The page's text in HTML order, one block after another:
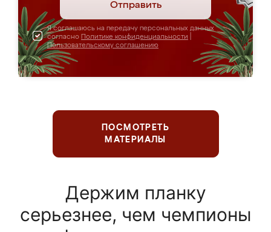
Отправить
Я соглашаюсь на передачу персональных данных
согласно Политике конфиденциальности
Пользовательскому соглашению
ПОСМОТРЕТЬ
МАТЕРИАЛЫ
Держим планку
серьезнее, чем чемпионы